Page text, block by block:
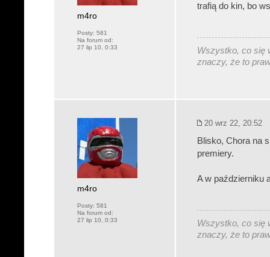
m4ro
Posty: 581
Na forum od:
27 lip 10, 0:33
trafią do kin, bo
Wszystko, co się
znaczy, że to
m4ro
Posty: 581
Na forum od:
27 lip 10, 0:33
20 wrz 22, 20:52
Blisko, Chora na
premiery.
A w październiku
Wszystko, co się
znaczy, że to